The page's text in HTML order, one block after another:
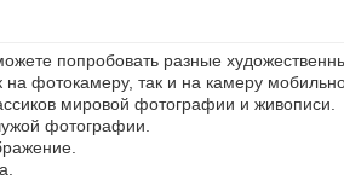
попробовать разные
фотокамеру, так и на камеру
мировой фотографии и живописи.
фотографии.